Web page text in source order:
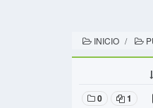
INICIO
0 1